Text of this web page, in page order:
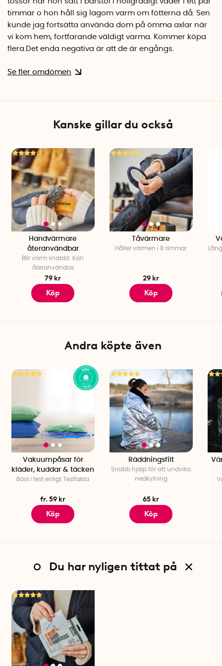
timmar o hon håll sig lagom varm om fötterna då. Sen
kunde jag fortsätta använda dom på ömma axlar när
vi kom hem, fortfarande väldigt varma. Kommer köpa
flera.Det enda negativa är att de är engångs.
Se fler omdömen
Kanske gillar du också
Handvärmare
återanvändbar
Blir varm snabbt. Kan
återanvändas
79 kr
Köp
Tåvärmare
Håller värmen i 8 timmar
29 kr
Köp
Andra köpte även
Vakuumpåsar för
kläder, kuddar & täcken
Bäst i test enligt Testfakta
fr. 59 kr
Köp
Räddningsfilt
Snabb hjälp för att undvika
nedkylning
65 kr
Köp
Du har nyligen tittat på